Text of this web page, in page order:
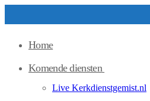
Home
Komende diensten
Live Kerkdienstgemist.nl